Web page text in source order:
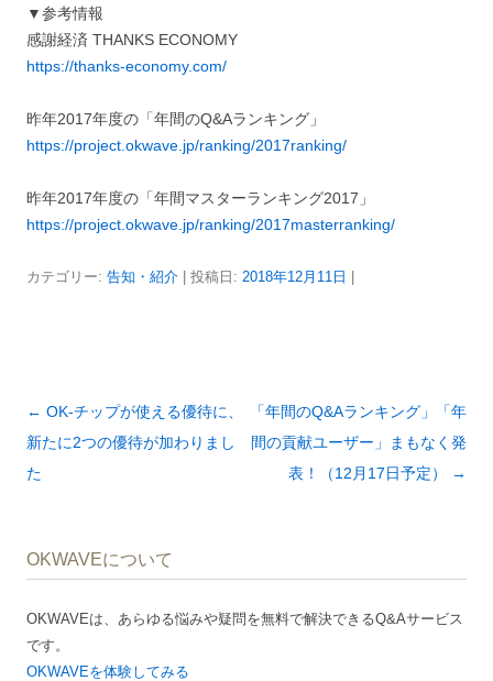
▼参考情報
感謝経済 THANKS ECONOMY
https://thanks-economy.com/
昨年2017年度の「年間のQ&Aランキング」
https://project.okwave.jp/ranking/2017ranking/
昨年2017年度の「年間マスターランキング2017」
https://project.okwave.jp/ranking/2017masterranking/
カテゴリー: 告知・紹介 | 投稿日: 2018年12月11日
投
稿
ナ
ー
ョ
ン
← OK-チップが使える優待に、
新たに2つの優待が加わりまし
た
「年間のQ&Aランキング」「年
間の貢献ユーザー」まもなく発
表！（12月17日予定）
→
OKWAVEについて
OKWAVEは、あらゆる悩みや疑問を無料で解決できるQ&Aサービス
です。
OKWAVEを体験してみる